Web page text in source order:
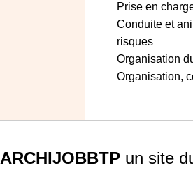
Prise en
Conduite et
risques
Organisation
Organisation,
ARCHIJOBBTPun site